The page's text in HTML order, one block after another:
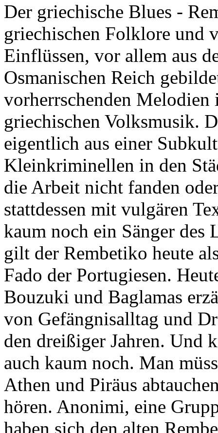
Der griechische Blues -
griechischen Folklore und
Einflüssen, vor allem aus
Osmanischen Reich
vorherrschenden Melodien
griechischen Volksmusik.
eigentlich aus einer
Kleinkriminellen in den
die Arbeit nicht fanden
stattdessen mit vulgären
kaum noch ein Sänger
gilt der Rembetiko heute
Fado der Portugiesen.
Bouzuki und Baglamas
von Gefängnisalltag und
den dreißiger Jahren. Und
auch kaum noch. Man
Athen und Piräus
hören. Anonimi, eine
haben sich den alten